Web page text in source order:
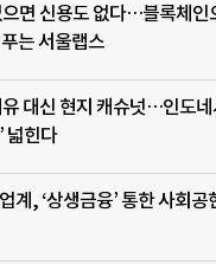
면 신용도 없다…블록체인
는 서울랩스
대신 현지 캐슈넛…인도네
넓힌다
계, ‘상생금융’ 통한 사회공